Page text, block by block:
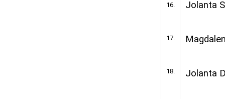
16.
17.
18.
Jolanta
Jolanta